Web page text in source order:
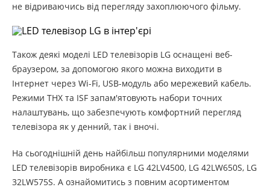
не відриваючись від перегляду захоплюючого фільму.
Також деякі моделі LED телевізорів LG оснащені веб-
браузером, за допомогою якого можна виходити в
Інтернет через Wi-Fi, USB-модуль або мережевий кабель.
Режими THX та ISF запам'ятовують набори точних
налаштувань, що забезпечують комфортний перегляд
телевізора як у денний, так і вночі.
На сьогоднішній день найбільш популярними моделями
LED телевізорів виробника є LG 42LV4500, LG 42LW650S, LG
32LW575S. А ознайомитись з повним асортиментом